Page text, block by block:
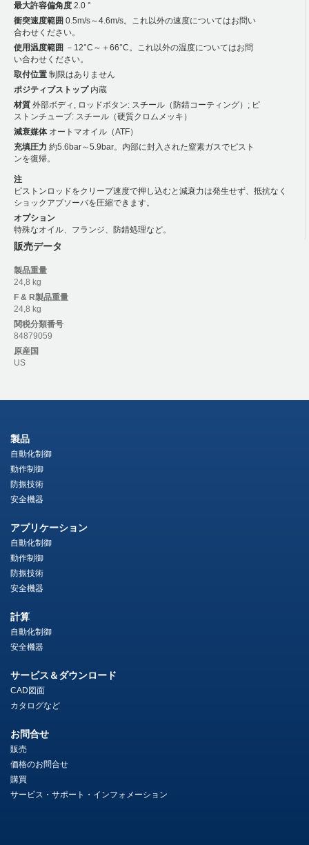
最大許容偏角度 2.0 °
衝突速度範囲 0.5m/s～4.6m/s。これ以外の速度についてはお問い
合わせください。
使用温度範囲 －12°C～＋66°C。これ以外の温度についてはお問
い合わせください。
取付位置 制限はありません
ポジティブストップ内蔵
材質 外部ボディ, ロッドボタン: スチール（防錆コーティング）; ピ
ストンチューブ: スチール（硬質クロムメッキ）
減衰媒体オートマオイル（ATF）
充填圧力 約5.6bar～5.9bar。内部に封入された窒素ガスでピスト
ンを復帰。
注
ピストンロッドをクリープ速度で押し込むと減衰力は発生せず、抵抗なく
ショックアブソーバを圧縮できます。
オプション
特殊なオイル、フランジ、防錆処理など。
販売データ
製品重量
24,8 kg
F & R製品重量
24,8 kg
関税分類番号
84879059
原産国
US
製品
自動化制御
動作制御
防振技術
安全機器
アプリケーション
自動化制御
動作制御
防振技術
安全機器
計算
自動化制御
安全機器
サービス＆ダウンロード
CAD図面
カタログなど
お問合せ
販売
価格のお問合せ
購買
サービス・サポート・インフォメーション